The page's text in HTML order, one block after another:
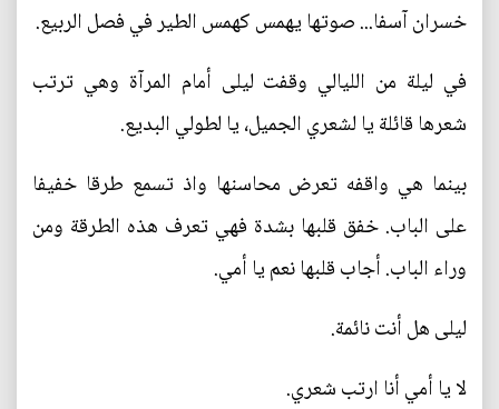
خسران آسفا... صوتها يهمس كهمس الطير في فصل الربيع.
في ليلة من الليالي وقفت ليلى أمام المرآة وهي ترتب
شعرها قائلة يا لشعري الجميل، يا لطولي البديع.
بينما هي واقفه تعرض محاسنها واذ تسمع طرقا خفيفا
على الباب. خفق قلبها بشدة فهي تعرف هذه الطرقة ومن
وراء الباب. أجاب قلبها نعم يا أمي.
ليلى هل أنت نائمة.
لا يا أمي أنا ارتب شعري.